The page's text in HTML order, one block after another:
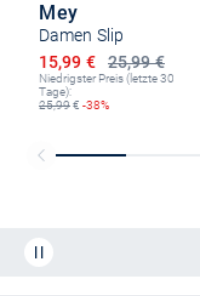
Mey
Damen Slip
25,99 €
Ermäßigter Preis
15,99 €
Niedrigster Preis (letzte 30
Tage):
25,99€ -38%